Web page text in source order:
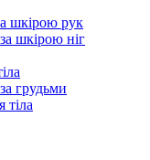
шкірою рук
шкірою ніг
грудьми
тіла